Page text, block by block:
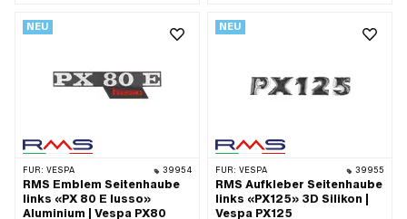
NEU
FÜR: VESPA 39954
RMS Emblem Seitenhaube
links «PX 80 E lusso»
Aluminium | Vespa PX80
NEU
FÜR: VESPA 39955
RMS Aufkleber Seitenhaube
links «PX125» 3D Silikon |
Vespa PX125